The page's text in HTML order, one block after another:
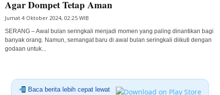
Agar Dompet Tetap Aman
Jumat 4 Oktober 2024, 02:25 WIB
SERANG – Awal bulan seringkali menjadi momen yang paling dinantikan bagi
banyak orang. Namun, semangat baru di awal bulan seringkali diikuti dengan
godaan untuk...
Baca berita lebih cepat lewat